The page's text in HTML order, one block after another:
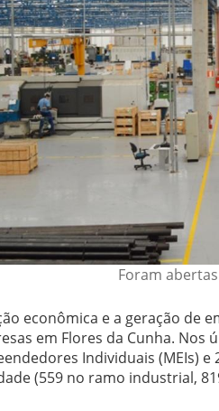
Foram
econômica e a geração de
em Flores da Cunha. Nos
Individuais (MEIs)
(559 no ramo industrial,